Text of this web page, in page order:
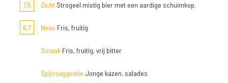
7,5
Zicht Strogeel mistig bier met een aardige schuimkop.
6,7 Neus Fris, fruitig
Smaak Fris, fruitig, vrij bitter
Spijssuggestie Jonge kazen, salades